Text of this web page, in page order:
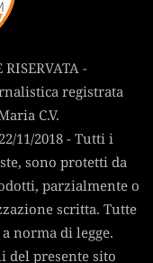
-
registrata
C.V.
11/2018 - Tutti i
sono protetti da
parzialmente o
scritta. Tutte
norma di legge.
del presente sito